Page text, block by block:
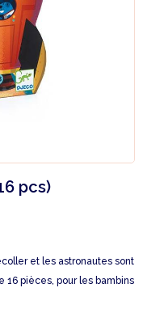
pcs)
et les astronautes sont
16 pièces, pour les bambins